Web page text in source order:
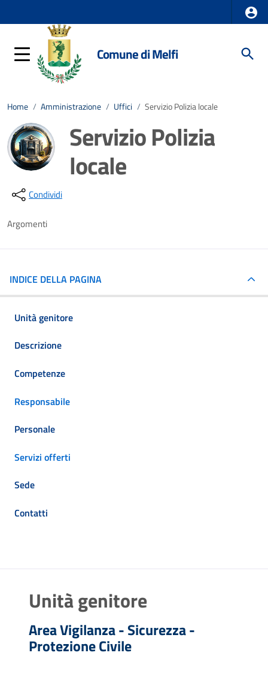
Comune di Melfi
Home / Amministrazione / Uffici / Servizio Polizia locale
Servizio Polizia
locale
Condividi
Argomenti
INDICE DELLA PAGINA
Unità genitore
Descrizione
Competenze
Responsabile
Personale
Servizi offerti
Sede
Contatti
Unità genitore
Area Vigilanza - Sicurezza -
Protezione Civile